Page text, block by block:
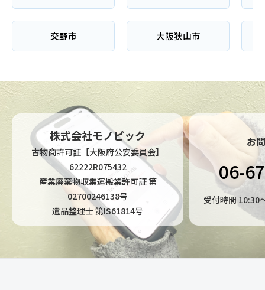
交野市 大阪狭山市
株式会社モノピック
古物商許可証【大阪府公安委員会】
62222R075432
産業廃棄物収集運搬業許可証 第
02700246138号
遺品整理士 第IS61814号
お
06-
受付時間 10:30